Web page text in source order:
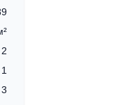
2
1
3